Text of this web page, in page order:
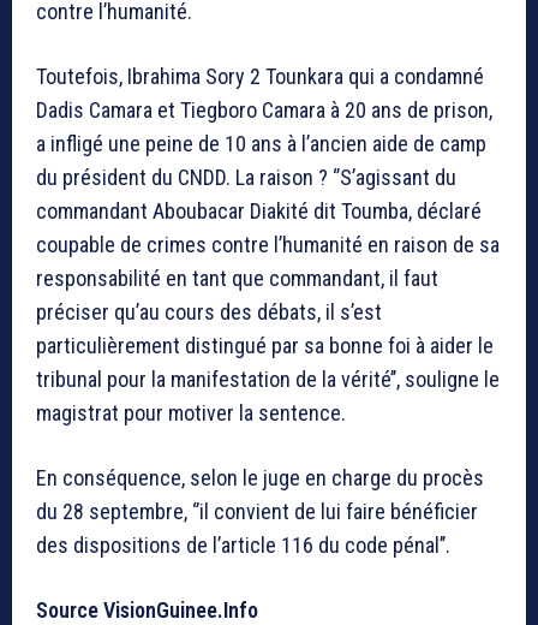
contre l’humanité.
Toutefois, Ibrahima Sory 2 Tounkara qui a condamné
Dadis Camara et Tiegboro Camara à 20 ans de prison,
a infligé une peine de 10 ans à l’ancien aide de camp
du président du CNDD. La raison ? ‘’S’agissant du
commandant Aboubacar Diakité dit Toumba, déclaré
coupable de crimes contre l’humanité en raison de sa
responsabilité en tant que commandant, il faut
préciser qu’au cours des débats, il s’est
particulièrement distingué par sa bonne foi à aider le
tribunal pour la manifestation de la vérité’’, souligne le
magistrat pour motiver la sentence.
En conséquence, selon le juge en charge du procès
du 28 septembre, ‘’il convient de lui faire bénéficier
des dispositions de l’article 116 du code pénal’’.
Source VisionGuinee.Info